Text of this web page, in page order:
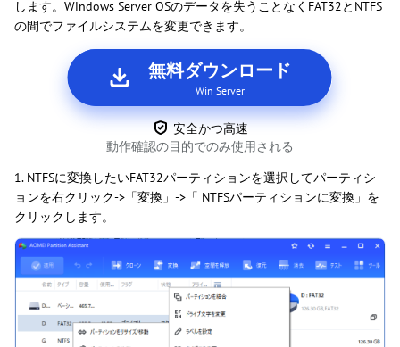
します。Windows Server OSのデータを失うことなくFAT32とNTFS
の間でファイルシステムを変更できます。
無料ダウンロード
Win Server
安全かつ高速
動作確認の目的でのみ使用される
1. NTFSに変換したいFAT32パーティションを選択してパーティシ
ョンを右クリック->「変換」->「 NTFSパーティションに変換」を
クリックします。